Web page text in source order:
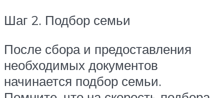
Шаг 2. Подбор семьи
После сбора и предоставления
необходимых документов
начинается подбор семьи.